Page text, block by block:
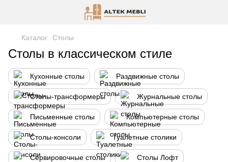
Каталог Столы
Столы в классическом стиле
Кухонные столы Раздвижные столы
Столы-трансформеры Журнальные столы
Письменные столы Компьютерные столы
Столы-консоли Туалетные столики
Сервировочные столы Столы Лофт